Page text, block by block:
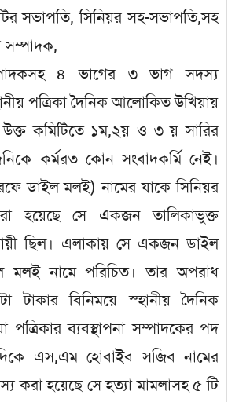
সভাপতি, সিনিয়র সহ-সভাপতি,সহ
সম্পাদক,
৪ ভাগের ৩ ভাগ সদস্য
পত্রিকা দৈনিক আলোকিত উখিয়ায়
কমিটিতে ১ম,২য় ও ৩ য় সারির
কর্মরত কোন সংবাদকর্মি নেই।
ডাইল মলই) নামের যাকে সিনিয়র
হয়েছে সে একজন তালিকাভুক্ত
ছিল। এলাকায় সে একজন ডাইল
মলই নামে পরিচিত। তার অপরাধ
টাকার বিনিময়ে স্হানীয় দৈনিক
ব্যবস্থাপনা সম্পাদকের পদ
এস,এম হোবাইব সজিব নামের
করা হয়েছে সে হত্যা মামলাসহ ৫ টি